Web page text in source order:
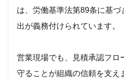
は、労働基準法第89条に基
出が義務付けられています。
営業現場でも、見積承認フロ
守ることが組織の信頼を支え